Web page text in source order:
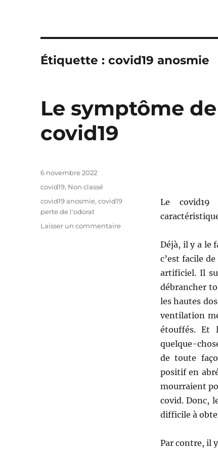
Étiquette : covid19 anosmie
Le symptôme
covid19
Le
Déjà, il y a le
c’est facile
artificiel. Il
débrancher
les hautes
ventilation
étouffés. Et
quelque-
de toute
positif en
mourraient
covid. Donc,
difficile à
Par contre, il
Publié
6 novembre 2022
Catégories
covid19, Non classé
Étiquettes
covid19 anosmie,covid19
perte de l'odorat
Laisser un commentaire